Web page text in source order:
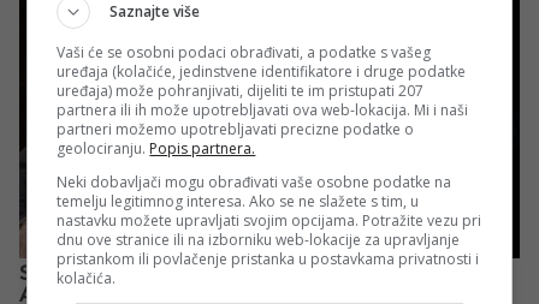
Saznajte više
Vaši će se osobni podaci obrađivati, a podatke s vašeg
uređaja (kolačiće, jedinstvene identifikatore i druge podatke
uređaja) može pohranjivati, dijeliti te im pristupati 207
partnera ili ih može upotrebljavati ova web-lokacija. Mi i naši
partneri možemo upotrebljavati precizne podatke o
geolociranju. Popis partnera.
Neki dobavljači mogu obrađivati vaše osobne podatke na
temelju legitimnog interesa. Ako se ne slažete s tim, u
nastavku možete upravljati svojim opcijama. Potražite vezu pri
dnu ove stranice ili na izborniku web-lokacije za upravljanje
pristankom ili povlačenje pristanka u postavkama privatnosti i
kolačića.